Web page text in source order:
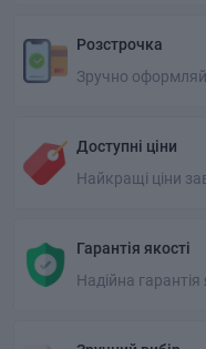
Розстрочка
Зручно
Доступні ціни
Найкращі ціни
Гарантія якості
Надійна гарантія